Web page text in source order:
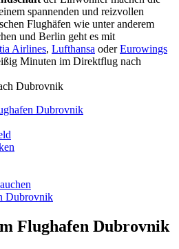
spannenden und reizvollen
Flughäfen wie unter anderem
und Berlin geht es mit
Airlines, Lufthansa oderEurowings
Minuten im Direktflug nach
Dubrovnik
Dubrovnik
Dubrovnik
Flughafen Dubrovnik